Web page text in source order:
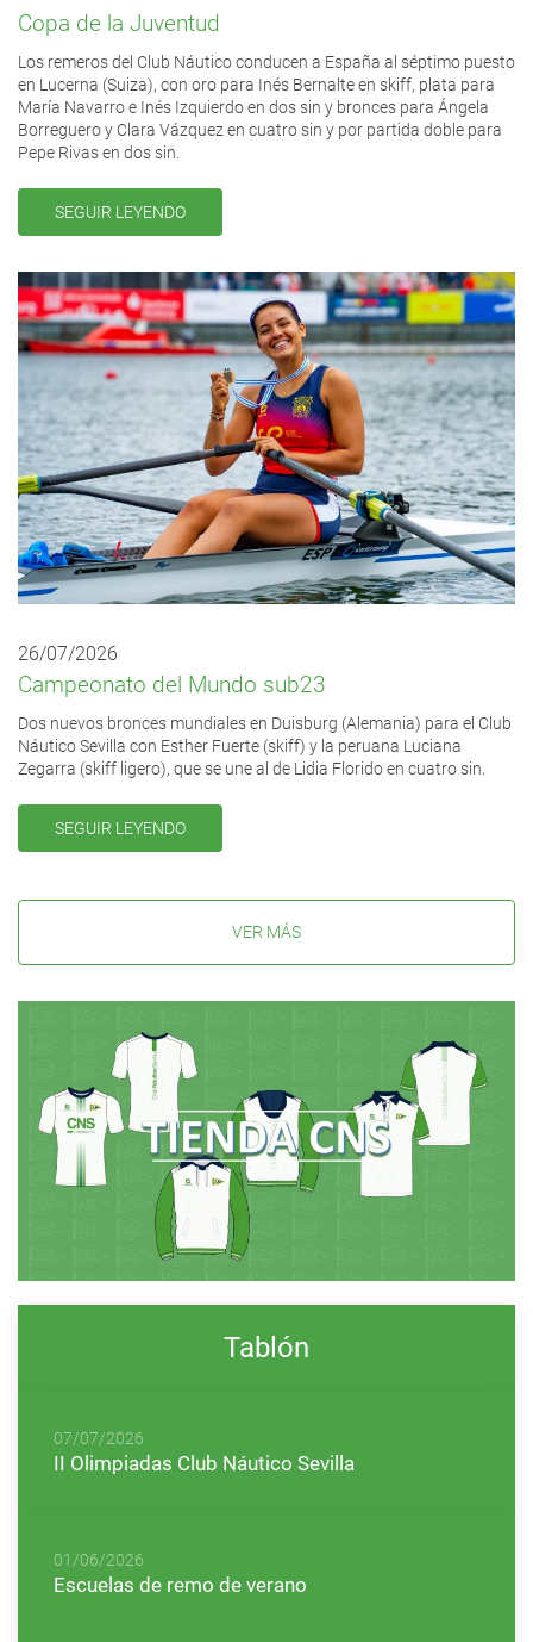
Copa de la Juventud
Los remeros del Club Náutico conducen a España al séptimo puesto
en Lucerna (Suiza), con oro para Inés Bernalte en skiff, plata para
María Navarro e Inés Izquierdo en dos sin y bronces para Ángela
Borreguero y Clara Vázquez en cuatro sin y por partida doble para
Pepe Rivas en dos sin.
SEGUIR LEYENDO
26/07/2026
Campeonato del Mundo sub23
Dos nuevos bronces mundiales en Duisburg (Alemania) para el Club
Náutico Sevilla con Esther Fuerte (skiff) y la peruana Luciana
Zegarra (skiff ligero), que se une al de Lidia Florido en cuatro sin.
SEGUIR LEYENDO
VER MÁS
Tablón
07/07/2026
II Olimpiadas Club Náutico Sevilla
01/06/2026
Escuelas de remo de verano